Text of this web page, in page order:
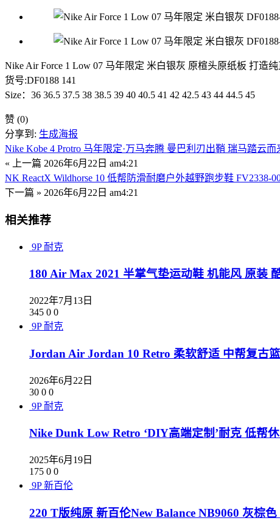
Nike Air Force 1 Low 07 马年限定 米白银灰 原楦头原纸板 打
货号:DF0188 141
Size：36 36.5 37.5 38 38.5 39 40 40.5 41 42 42.5 43 44 44.5 45
赞 (0)
分享到: 生成海报
Nike Kobe 4 Protro 马年限定·万马奔腾 曼巴利刃出鞘 瑞马踏云而
« 上一篇 2026年6月22日 am4:21
NK ReactX Wildhorse 10 低帮防滑耐磨户外越野跑步鞋 FV2338-
下一篇 » 2026年6月22日 am4:21
相关推荐
9P 耐克
180 Air Max 2021 半掌气垫运动鞋 机能风 原装
2022年7月13日
345 0 0
9P 耐克
Jordan Air Jordan 10 Retro 柔软舒适 中帮复古
2026年6月22日
30 0 0
9P 耐克
Nike Dunk Low Retro ‘DIY高端定制’耐克 低帮
2025年6月19日
175 0 0
9P 新百伦
220 T版纯原 新百伦New Balance NB9060 灰棕